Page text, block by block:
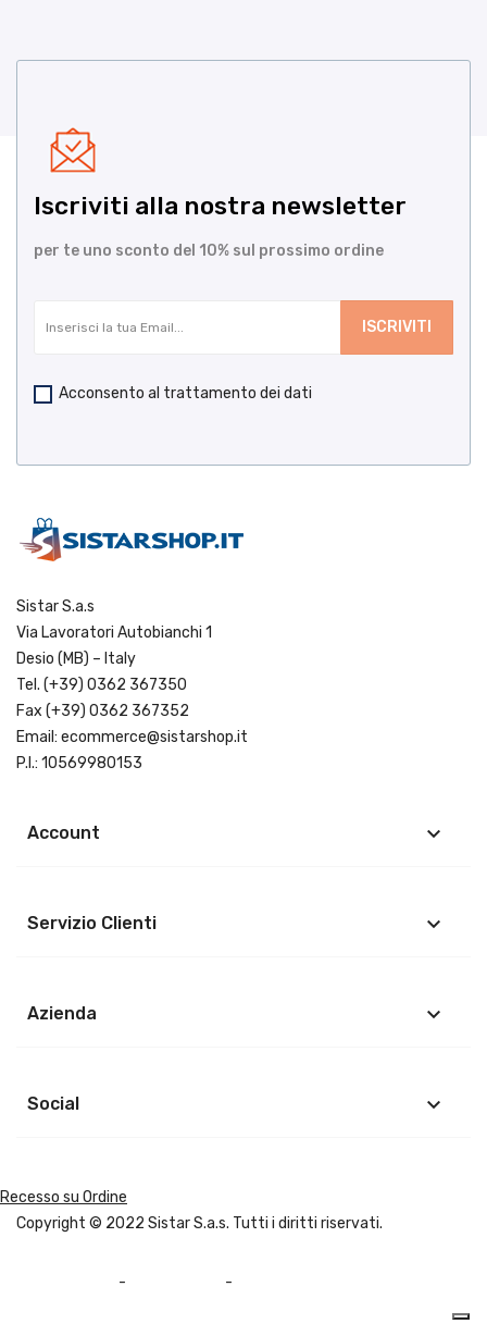
Iscriviti alla nostra newsletter
per te uno sconto del 10% sul prossimo ordine
Acconsento al trattamento dei dati
Sistar S.a.s
Via Lavoratori Autobianchi 1
Desio (MB) – Italy
Tel. (+39) 0362 367350
Fax (+39) 0362 367352
Email: ecommerce@sistarshop.it
P.I.: 10569980153
Account keyboard_arrow_down
Servizio Clienti keyboard_arrow_down
Azienda keyboard_arrow_down
Social keyboard_arrow_down
Recesso su Ordine
Copyright © 2022 Sistar S.a.s. Tutti i diritti riservati.
- -